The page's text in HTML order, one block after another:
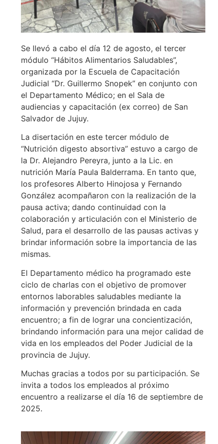
Se llevó a cabo el día 12 de agosto, el tercer
módulo “Hábitos Alimentarios Saludables”,
organizada por la Escuela de Capacitación
Judicial “Dr. Guillermo Snopek” en conjunto con
el Departamento Médico; en el Sala de
audiencias y capacitación (ex correo) de San
Salvador de Jujuy.
La disertación en este tercer módulo de
“Nutrición digesto absortiva” estuvo a cargo de
la Dr. Alejandro Pereyra, junto a la Lic. en
nutrición María Paula Balderrama. En tanto que,
los profesores Alberto Hinojosa y Fernando
González acompañaron con la realización de la
pausa activa; dando continuidad con la
colaboración y articulación con el Ministerio de
Salud, para el desarrollo de las pausas activas y
brindar información sobre la importancia de las
mismas.
El Departamento médico ha programado este
ciclo de charlas con el objetivo de promover
entornos laborables saludables mediante la
información y prevención brindada en cada
encuentro; a fin de lograr una concientización,
brindando información para una mejor calidad de
vida en los empleados del Poder Judicial de la
provincia de Jujuy.
Muchas gracias a todos por su participación. Se
invita a todos los empleados al próximo
encuentro a realizarse el día 16 de septiembre de
2025.